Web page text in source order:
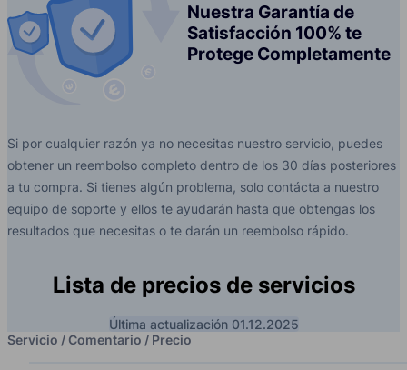
Nuestra Garantía de
Satisfacción 100% te
Protege Completamente
Si por cualquier razón ya no necesitas nuestro servicio, puedes
obtener un reembolso completo dentro de los 30 días posteriores
a tu compra. Si tienes algún problema, solo contácta a nuestro
equipo de soporte y ellos te ayudarán hasta que obtengas los
resultados que necesitas o te darán un reembolso rápido.
Lista de precios de servicios
Última actualización 01.12.2025
Servicio / Comentario / Precio